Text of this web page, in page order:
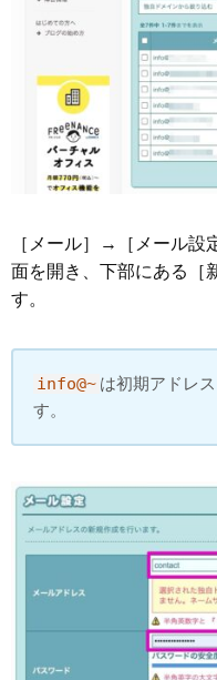
［メール］→［メール設
面を開き、下部にある［
す。
info@~ は初期アドレ
す。